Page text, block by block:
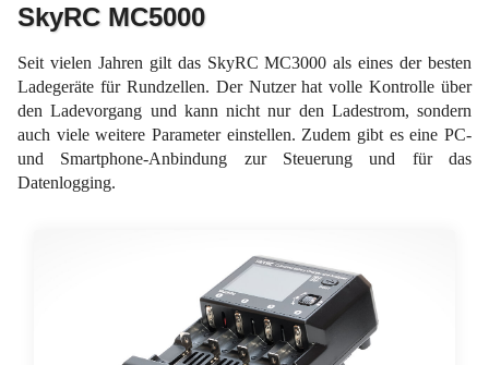
SkyRC MC5000
Seit vielen Jahren gilt das SkyRC MC3000 als eines der besten
Ladegeräte für Rundzellen. Der Nutzer hat volle Kontrolle über
den Ladevorgang und kann nicht nur den Ladestrom, sondern
auch viele weitere Parameter einstellen. Zudem gibt es eine PC-
und Smartphone-Anbindung zur Steuerung und für das
Datenlogging.